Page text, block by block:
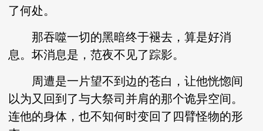
了何处。
那吞噬一切的黑暗终于褪去，算是好消
息。坏消息是，范夜不见了踪影。
周遭是一片望不到边的苍白，让他恍惚间
以为又回到了与大祭司并肩的那个诡异空间。
连他的身体，也不知何时变回了四臂怪物的形